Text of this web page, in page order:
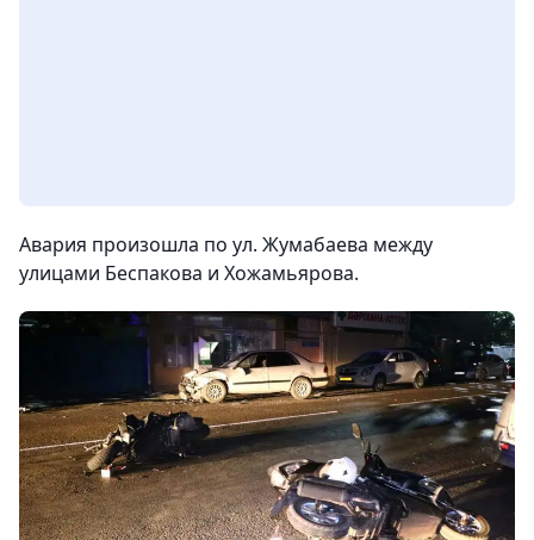
Авария произошла по ул. Жумабаева между
улицами Беспакова и Хожамьярова.